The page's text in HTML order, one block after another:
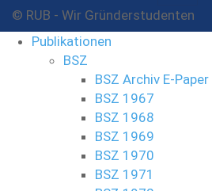
© RUB - Wir Gründerstudenten
Publikationen
BSZ
BSZ Archiv E-Paper
BSZ 1967
BSZ 1968
BSZ 1969
BSZ 1970
BSZ 1971